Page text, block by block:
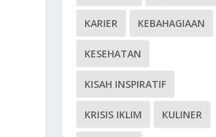
KARIER KEBAHAGIAAN
KESEHATAN
KISAH INSPIRATIF
KRISIS IKLIM KULINER